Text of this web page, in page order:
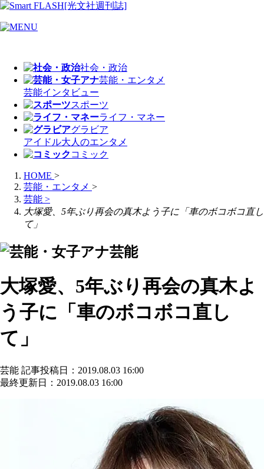
社会・政治
芸能・エンタメ
芸能インタビュー
スポーツ
ライフ・マネー
グラビア
アイドル大人のエンタメ
コミック
HOME >
芸能・エンタメ >
芸能 >
大塚愛、5年ぶり再会の真木よう子に「車のボコボコ直し
て」
芸能
大塚愛、5年ぶり再会の真木よ
う子に「車のボコボコ直し
て」
芸能 記事投稿日：2019.08.03 16:00
最終更新日：2019.08.03 16:00